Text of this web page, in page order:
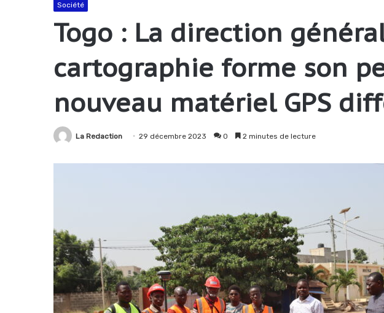
Société
Togo : La direction
cartographie forme son
nouveau matériel GPS
La Redaction 29 décembre 2023 0 2 minutes de lecture